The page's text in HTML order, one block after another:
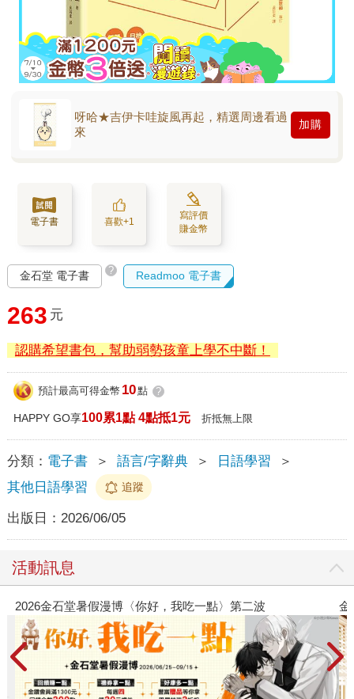
呀哈★吉伊卡哇旋風再起，精選周邊看過
來
加購
電子書 喜歡+1
寫評價
賺金幣
金石堂 電子書 ? Readmoo 電子書
263 元
認購希望書包，幫助弱勢孩童上學不中斷！
預計最高可得金幣 10點 ?
HAPPY GO享100累1點 4點抵1元 折抵無上限
分類： 電子書 ＞ 語言/字辭典 ＞ 日語學習
＞
其他日語學習
追蹤
出版日： 2026/06/05
活動訊息
波 金石堂2026海外優惠：電子書